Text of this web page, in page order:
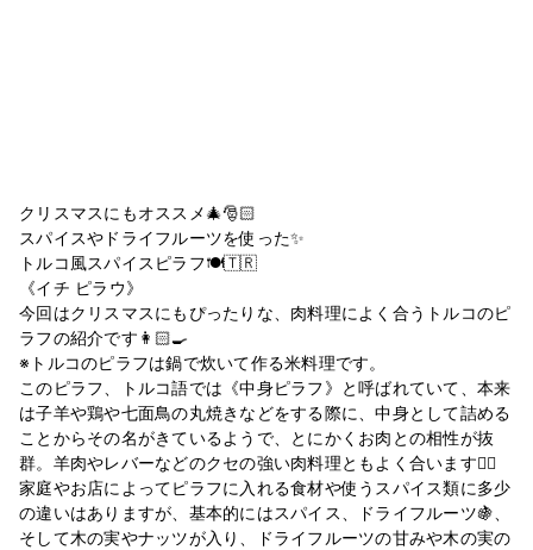
クリスマスにもオススメ🎄🎅🏻
スパイスやドライフルーツを使った✨
トルコ風スパイスピラフ🍽🇹🇷
《イチ ピラウ》
今回はクリスマスにもぴったりな、肉料理によく合うトルコのピ
ラフの紹介です👩🏻‍🍳
※トルコのピラフは鍋で炊いて作る米料理です。
このピラフ、トルコ語では《中身ピラフ》と呼ばれていて、本来
は子羊や鶏や七面鳥の丸焼きなどをする際に、中身として詰める
ことからその名がきているようで、とにかくお肉との相性が抜
群。羊肉やレバーなどのクセの強い肉料理ともよく合います👍🏻
家庭やお店によってピラフに入れる食材や使うスパイス類に多少
の違いはありますが、基本的にはスパイス、ドライフルーツ🍇、
そして木の実やナッツが入り、ドライフルーツの甘みや木の実の